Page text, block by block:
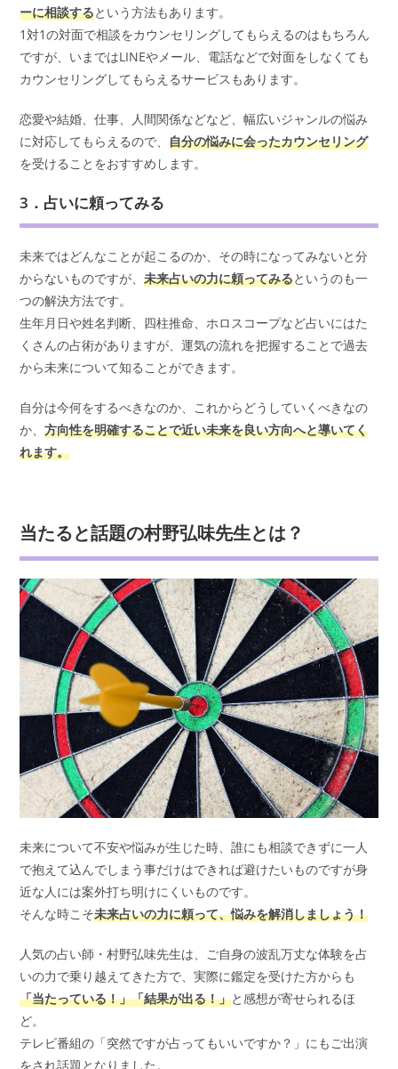
ーに相談するという方法もあります。
1対1の対面で相談をカウンセリングしてもらえるのはもちろん
ですが、いまではLINEやメール、電話などで対面をしなくても
カウンセリングしてもらえるサービスもあります。
恋愛や結婚、仕事、人間関係などなど、幅広いジャンルの悩み
に対応してもらえるので、自分の悩みに会ったカウンセリング
を受けることをおすすめします。
3．占いに頼ってみる
未来ではどんなことが起こるのか、その時になってみないと分
からないものですが、未来占いの力に頼ってみるというのも一
つの解決方法です。
生年月日や姓名判断、四柱推命、ホロスコープなど占いにはた
くさんの占術がありますが、運気の流れを把握することで過去
から未来について知ることができます。
自分は今何をするべきなのか、これからどうしていくべきなの
か、方向性を明確することで近い未来を良い方向へと導いてく
れます。
当たると話題の村野弘味先生とは？
未来について不安や悩みが生じた時、誰にも相談できずに一人
で抱えて込んでしまう事だけはできれば避けたいものですが身
近な人には案外打ち明けにくいものです。
そんな時こそ未来占いの力に頼って、悩みを解消しましょう！
人気の占い師・村野弘味先生は、ご自身の波乱万丈な体験を占
いの力で乗り越えてきた方で、実際に鑑定を受けた方からも
「当たっている！」「結果が出る！」と感想が寄せられるほ
ど。
テレビ番組の「突然ですが占ってもいいですか？」にもご出演
をされ話題となりました。